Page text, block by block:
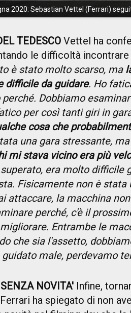
2020: Sebastian Vettel (Ferrari)
TEDESCO Vettel ha
le difficoltà
è stato molto scarso, ma
difficile da guidare. Ho
perché. Dobbiamo
per così tanti giri in
cosa che
una gara stressante,
mi stava vicino era più
era molto difficile
Fisicamente non è stata
attaccare, la macchina
perché, c'è il
Entrambe le
che sia l'assetto,
guidato male, perdevamo
NOVITA' Infine,
ha spiegato di non